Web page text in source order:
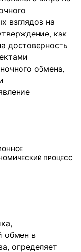
взглядов на
как
достоверность
обмена,
ПРОЦЕСС
обмен в
определяет